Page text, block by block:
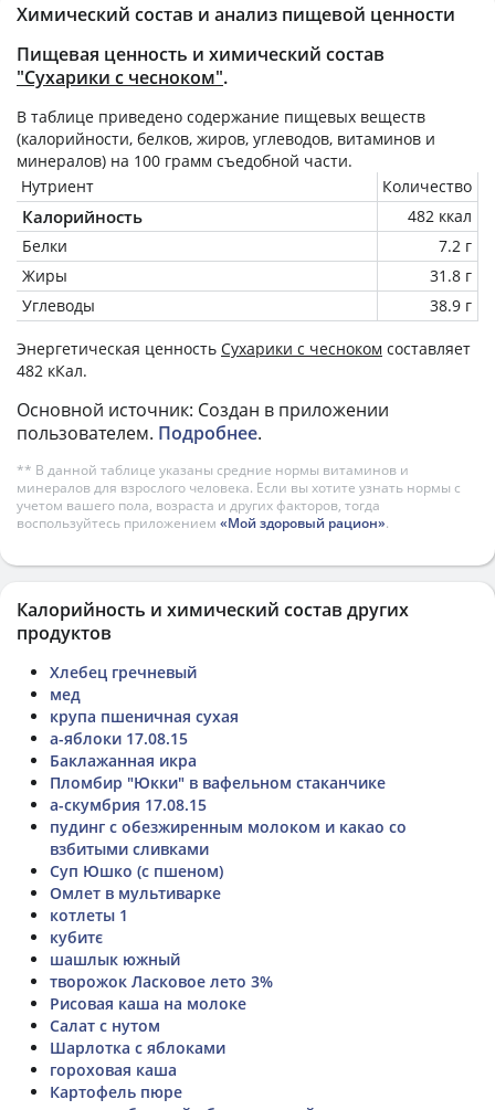
Химический состав и анализ пищевой ценности
Пищевая ценность и химический состав
"Сухарики с чесноком".
В таблице приведено содержание пищевых веществ
(калорийности, белков, жиров, углеводов, витаминов и
минералов) на 100 грамм съедобной части.
Нутриент
Количество
Калорийность
482 ккал
Белки
7.2 г
Жиры
31.8 г
Углеводы
38.9 г
Энергетическая ценность Сухарики с чесноком составляет
482 кКал.
Основной источник: Создан в приложении
пользователем. Подробнее.
** В данной таблице указаны средние нормы витаминов и
минералов для взрослого человека. Если вы хотите узнать нормы с
учетом вашего пола, возраста и других факторов, тогда
воспользуйтесь приложением «Мой здоровый рацион».
Калорийность и химический состав других
продуктов
Хлебец гречневый
мед
крупа пшеничная сухая
а-яблоки 17.08.15
Баклажанная икра
Пломбир "Юкки" в вафельном стаканчике
а-скумбрия 17.08.15
пудинг с обезжиренным молоком и какао со
взбитыми сливками
Суп Юшко (с пшеном)
Омлет в мультиварке
котлеты 1
кубитє
шашлык южный
творожок Ласковое лето 3%
Рисовая каша на молоке
Салат с нутом
Шарлотка с яблоками
гороховая каша
Картофель пюре